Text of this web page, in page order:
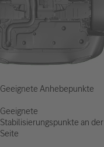
Geeignete Anhebepunkte
Geeignete
Stabilisierungspunkte an der
Seite